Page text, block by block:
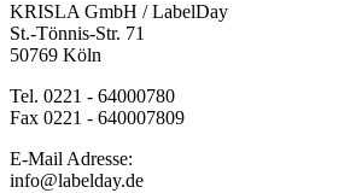
KRISLA GmbH / LabelDay
St.-Tönnis-Str. 71
50769 Köln
Tel. 0221 - 64000780
Fax 0221 - 640007809
E-Mail Adresse:
info@labelday.de